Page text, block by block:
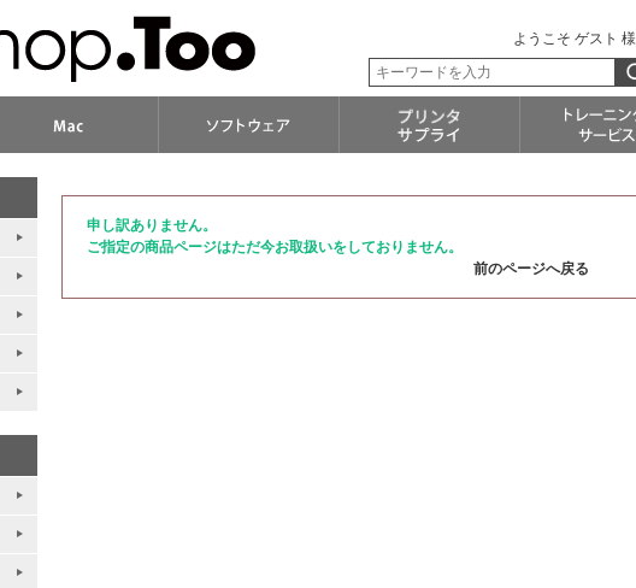
ようこそ ゲスト 様
申し訳ありません。
ご指定の商品ページはただ今お取扱いをしておりません。
前のページへ戻る